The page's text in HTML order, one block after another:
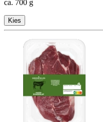
ca. 700 g
Kies